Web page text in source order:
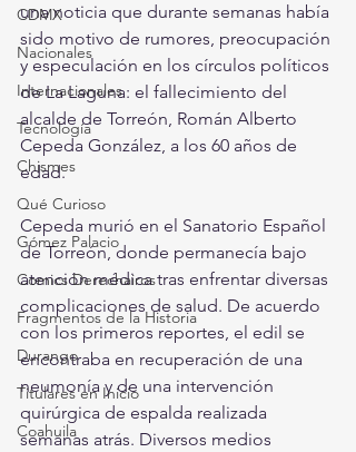
CDMX
Nacionales
Internacionales
Tecnología
Chismes
Qué Curioso
Gómez Palacio
Comics Derechairos
Fragmentos de la Historia
Durango
Titulares en Inicio
Coahuila
una noticia que durante semanas había
sido motivo de rumores, preocupación
y especulación en los círculos políticos
de La Laguna: el fallecimiento del
alcalde de Torreón, Román Alberto
Cepeda González, a los 60 años de
edad.
Cepeda murió en el Sanatorio Español
de Torreón, donde permanecía bajo
atención médica tras enfrentar diversas
complicaciones de salud. De acuerdo
con los primeros reportes, el edil se
encontraba en recuperación de una
neumonía y de una intervención
quirúrgica de espalda realizada
semanas atrás. Diversos medios